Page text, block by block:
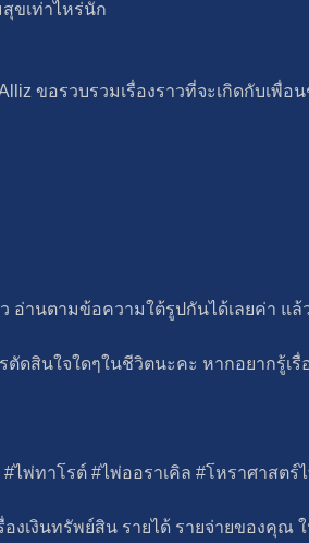
ขเท่าไหร่นัก
ขอรวบรวมเรื่องราวที่จะเกิดกับเพื่อ
อ่านตามข้อความใต้รูปกันได้เลยค่า
ตัดสินใจใดๆในชีวิตนะคะ หากอยากรู้เ
ไพ่ทาโรต์ #ไพ่ออราเคิล #โหราศาสตร์
งเงินทรัพย์สิน รายได้ รายจ่ายของคุณ